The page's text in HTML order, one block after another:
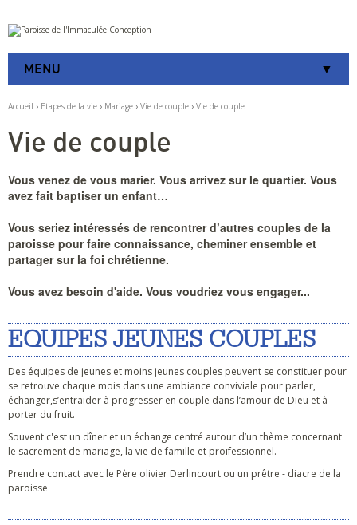
Aller
au
contenu.
à
navigation
Outils
personnels
MENU
Accueil › Etapes de la vie › Mariage › Vie de couple › Vie de couple
Vie de couple
Vous venez de vous marier. Vous arrivez sur le quartier. Vous
avez fait baptiser un enfant…
Vous seriez intéressés de rencontrer d’autres couples de la
paroisse pour faire connaissance, cheminer ensemble et
partager sur la foi chrétienne.
Vous avez besoin d'aide. Vous voudriez vous engager...
EQUIPES JEUNES COUPLES
Des équipes de jeunes et moins jeunes couples peuvent se constituer pour
se retrouve chaque mois dans une ambiance conviviale pour parler,
échanger,s’entraider à progresser en couple dans l’amour de Dieu et à
porter du fruit.
Souvent c'est un dîner et un échange centré autour d’un thème concernant
le sacrement de mariage, la vie de famille et proifessionnel.
Prendre contact avec le Père olivier Derlincourt ou un prêtre - diacre de la
paroisse